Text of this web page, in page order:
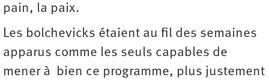
pain, la paix.
Les bolchevicks étaient au fil des semaines
apparus comme les seuls capables de
mener à bien ce programme, plus justement